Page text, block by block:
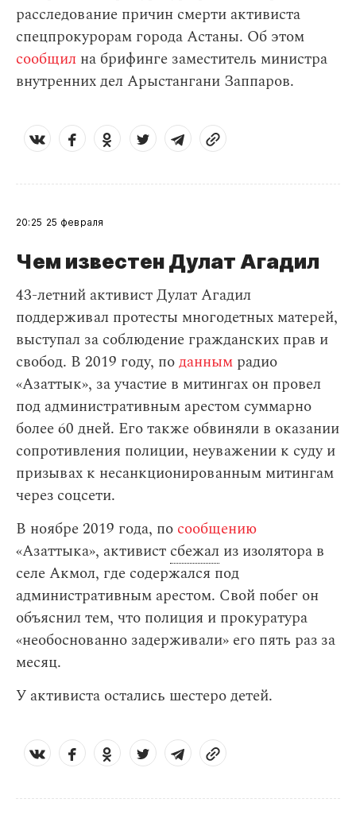
расследование причин смерти активиста
спецпрокурорам города Астаны. Об этом
сообщил на брифинге заместитель министра
внутренних дел Арыстангани Заппаров.
20:25 25 февраля
Чем известен Дулат Агадил​
43-летний активист Дулат Агадил
поддерживал протесты многодетных матерей,
выступал за соблюдение гражданских прав и
свобод. В 2019 году, поданным радио
«Азаттык», за участие в митингах он провел
под административным арестом суммарно
более 60 дней. Его также обвиняли в оказании
сопротивления полиции, неуважении к суду и
призывах к несанкционированным митингам
через соцсети.
В ноябре 2019 года, по сообщению
«Азаттыка», активист сбежал из изолятора в
селе Акмол, где содержался под
административным арестом. Свой побег он
объяснил тем, что полиция и прокуратура
«необоснованно задерживали» его пять раз за
месяц.
У активиста остались шестеро детей.